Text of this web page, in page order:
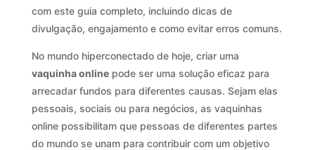
com este guia completo, incluindo dicas de
divulgação, engajamento e como evitar erros comuns.
No mundo hiperconectado de hoje, criar uma
vaquinha onlinepode ser uma solução eficaz para
arrecadar fundos para diferentes causas. Sejam elas
pessoais, sociais ou para negócios, as vaquinhas
online possibilitam que pessoas de diferentes partes
do mundo se unam para contribuir com um objetivo